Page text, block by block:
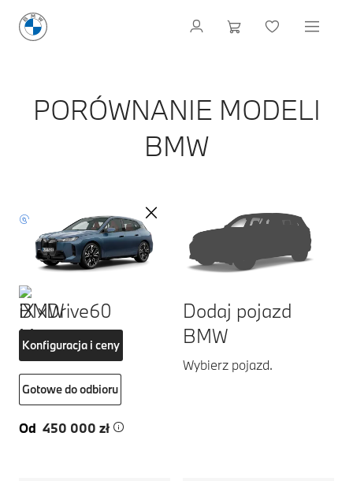
PORÓWNANIE MODELI
BMW
iX xDrive60
Konfiguracja i ceny
Gotowe do odbioru
Od 450 000 zł
Dodaj pojazd
BMW
Wybierz pojazd.